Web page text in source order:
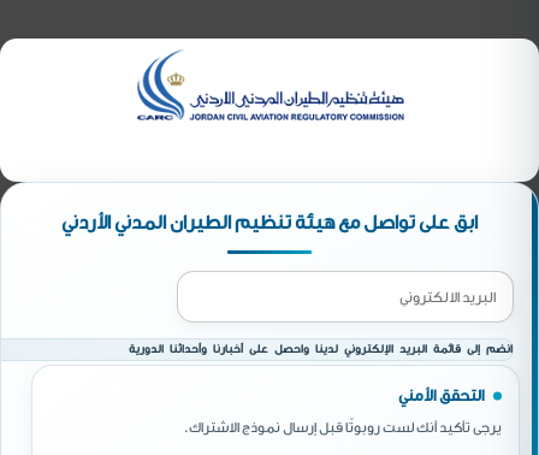
ابق على تواصل مع هيئة تنظيم الطيران المدني الأردني
انضم إلى قائمة البريد الإلكتروني لدينا واحصل على أخبارنا وأحداثنا الدورية
التحقق الأمني
يرجى تأكيد أنك لست روبوتًا قبل إرسال نموذج الاشتراك.